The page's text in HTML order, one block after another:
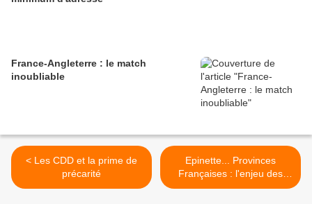
France-Angleterre : le match
inoubliable
< Les CDD et la prime de
précarité
Epinette... Provinces
Françaises : l'enjeu des
symboles >